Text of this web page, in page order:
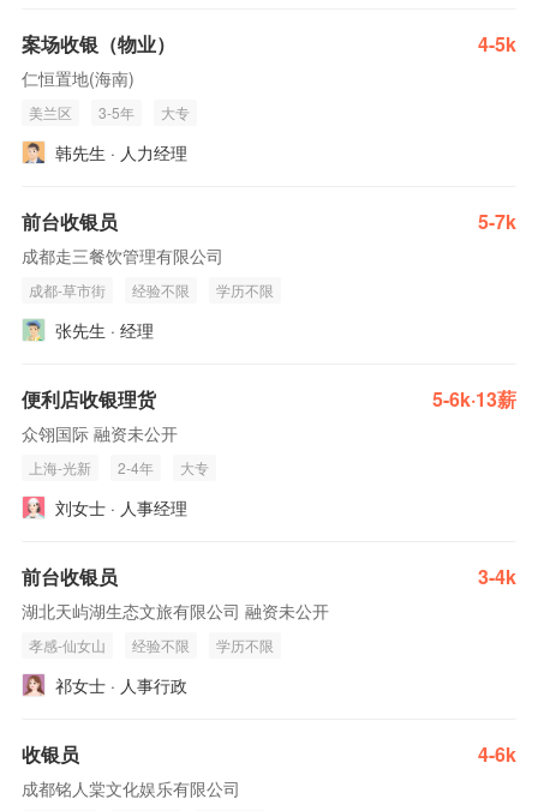
案场收银（物业） 4-5k
仁恒置地(海南)
美兰区 3-5年 大专
韩先生 · 人力经理
前台收银员 5-7k
成都走三餐饮管理有限公司
成都-草市街 经验不限 学历不限
张先生 · 经理
便利店收银理货 5-6k·13薪
众翎国际 融资未公开
上海-光新 2-4年 大专
刘女士 · 人事经理
前台收银员 3-4k
湖北天屿湖生态文旅有限公司 融资未公开
孝感-仙女山 经验不限 学历不限
祁女士 · 人事行政
收银员 4-6k
成都铭人棠文化娱乐有限公司